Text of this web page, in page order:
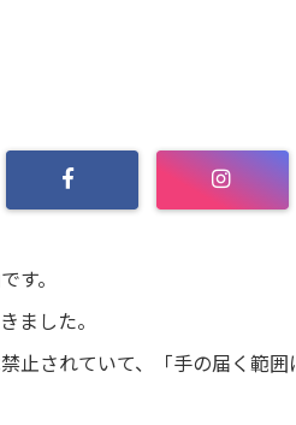
す。
ました。
止されていて、「手の届く範